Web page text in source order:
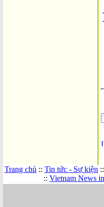
Trang chủ :: Tin tức - Sự kiện ::
:: Vietnam News